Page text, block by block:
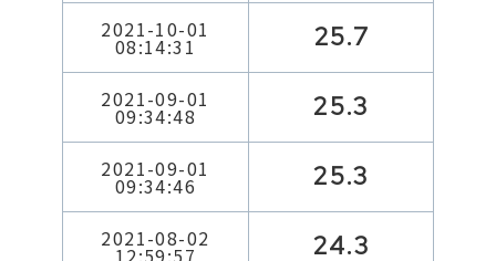
2021-10-01
08:14:31 25.7
2021-09-01
09:34:48 25.3
2021-09-01
09:34:46 25.3
2021-08-02
12:59:57 24.3